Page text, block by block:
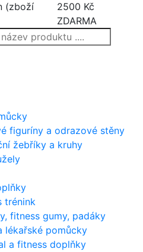
(zboží
2500 Kč
ZDARMA
figuríny a odrazové stěny
žebříky a kruhy
trénink
fitness gumy, padáky
lékařské pomůcky
a fitness doplňky